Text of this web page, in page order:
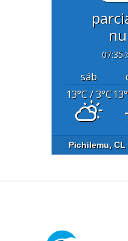
07:35
sáb
13°C/ 3°C13
Pichilemu, CL